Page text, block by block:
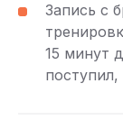
Запись с
15 минут
поступил,